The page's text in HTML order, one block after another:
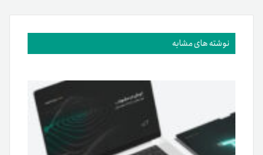
نوشته های مشابه